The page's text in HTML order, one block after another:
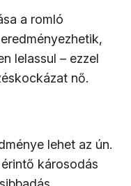
a romló
lelassul – ezzel
nő.
lehet az ún.
károsodás